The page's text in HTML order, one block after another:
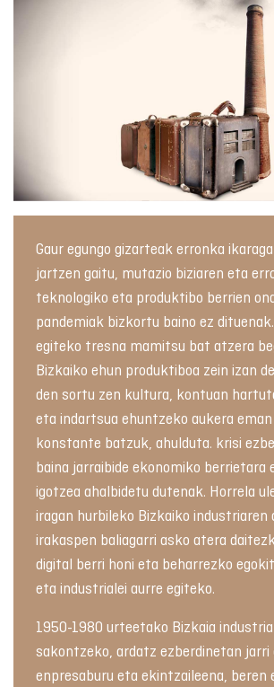
Gaur egungo gizarteak erronka
jartzen gaitu, mutazio biziaren eta
teknologiko eta produktibo berrien
pandemiak bizkortu baino ez
egiteko tresna mamitsu bat atzera
Bizkaiko ehun produktiboa zein izan
den sortu zen kultura, kontuan
eta indartsua ehuntzeko aukera
konstante batzuk, ahulduta. krisi
baina jarraibide ekonomiko berrietara
igotzea ahalbidetu dutenak. Horrela
iragan hurbileko Bizkaiko
irakaspen baliagarri asko atera
digital berri honi eta beharrezko
eta industrialei aurre egiteko.
1950-1980 urteetako Bizkaia
sakontzeko, ardatz ezberdinetan jarri
enpresaburu eta ekintzaileena, beren